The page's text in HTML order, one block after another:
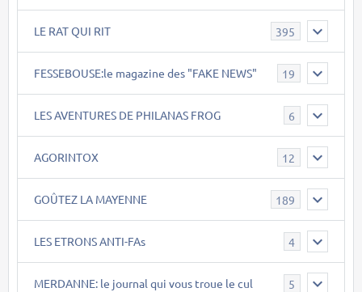
LE RAT QUI RIT 395
FESSEBOUSE:le magazine des "FAKE NEWS" 19
LES AVENTURES DE PHILANAS FROG 6
AGORINTOX 12
GOÛTEZ LA MAYENNE 189
LES ETRONS ANTI-FAs 4
MERDANNE: le journal qui vous troue le cul 5